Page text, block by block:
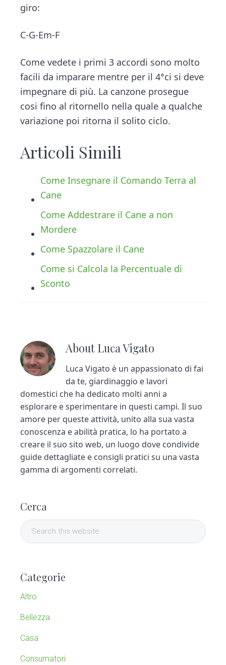
giro:
C-G-Em-F
Come vedete i primi 3 accordi sono molto
facili da imparare mentre per il 4°ci si deve
impegnare di più. La canzone prosegue
cosi fino al ritornello nella quale a qualche
variazione poi ritorna il solito ciclo.
Articoli Simili
Come Insegnare il Comando Terra al
Cane
Come Addestrare il Cane a non
Mordere
Come Spazzolare il Cane
Come si Calcola la Percentuale di
Sconto
About Luca Vigato
Luca Vigato è un appassionato di fai
da te, giardinaggio e lavori
domestici che ha dedicato molti anni a
esplorare e sperimentare in questi campi. Il suo
amore per queste attività, unito alla sua vasta
conoscenza e abilità pratica, lo ha portato a
creare il suo sito web, un luogo dove condivide
guide dettagliate e consigli pratici su una vasta
gamma di argomenti correlati.
a
S
Cerca
S
e
c
t
h
s
Categorie
Altro
Bellezza
Casa
Consumatori